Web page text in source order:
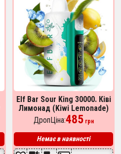
Elf Bar Sour King 30000. Ківі
Лимонад (Kiwi Lemonade)
ДропЦіна:485грн
Немає в наявності